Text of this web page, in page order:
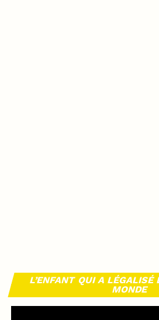
L’ENFANT QUI A LÉGALISÉ
MONDE